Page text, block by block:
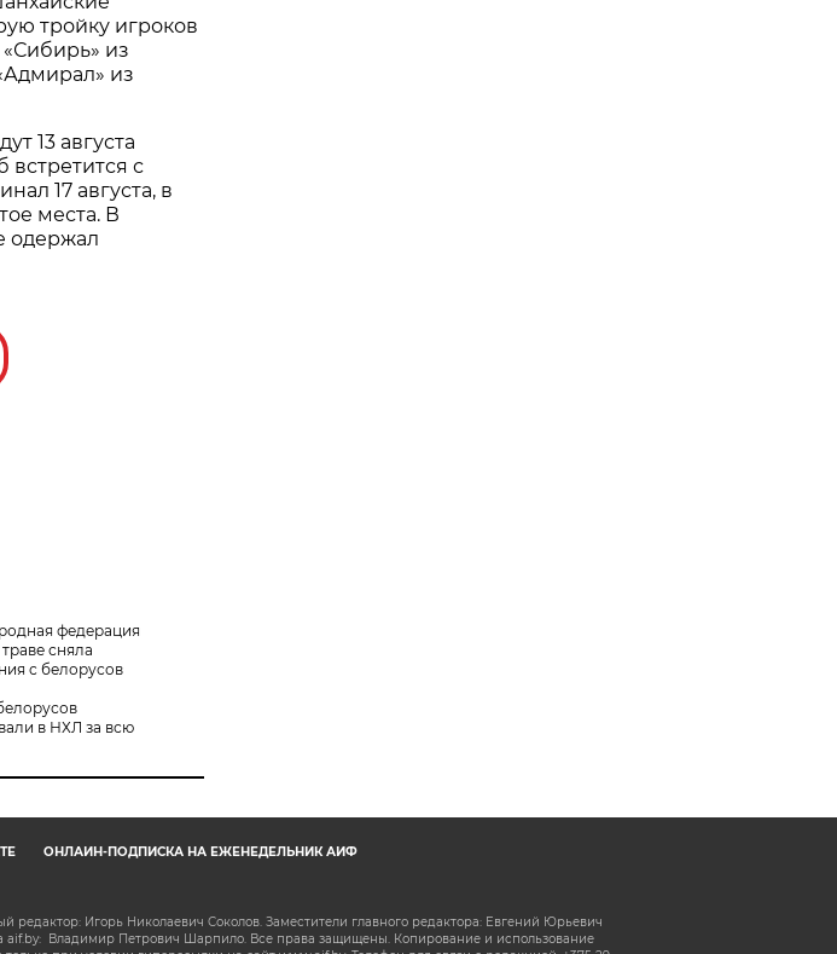
тройку игроков
из
из
13 августа
встретится с
17 августа, в
места. В
одержал
федерация
сняла
с белорусов
в НХЛ за всю
ОНЛАЙН-ПОДПИСКА НА ЕЖЕНЕДЕЛЬНИК АИФ
Игорь Николаевич Соколов. Заместители главного редактора: Евгений Юрьевич
Владимир Петрович Шарпило. Все права защищены. Копирование и использование